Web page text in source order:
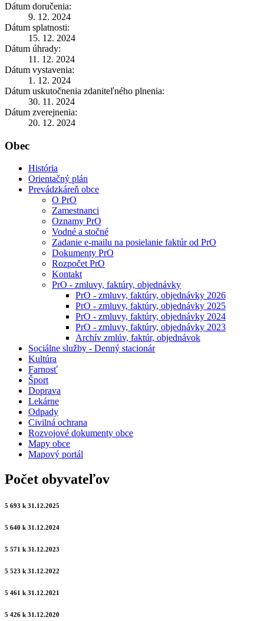
Dátum doručenia:
9. 12. 2024
Dátum splatnosti:
15. 12. 2024
Dátum úhrady:
11. 12. 2024
Dátum vystavenia:
1. 12. 2024
Dátum uskutočnenia zdaniteľného plnenia:
30. 11. 2024
Dátum zverejnenia:
20. 12. 2024
Obec
História
Orientačný plán
Prevádzkáreň obce
O PrO
Zamestnanci
Oznamy PrO
Vodné a stočné
Zadanie e-mailu na posielanie faktúr od PrO
Dokumenty PrO
Rozpočet PrO
Kontakt
PrO - zmluvy, faktúry, objednávky
PrO - zmluvy, faktúry, objednávky 2026
PrO - zmluvy, faktúry, objednávky 2025
PrO - zmluvy, faktúry, objednávky 2024
PrO - zmluvy, faktúry, objednávky 2023
Archív zmlúv, faktúr, objednávok
Sociálne služby - Denný stacionár
Kultúra
Farnosť
Šport
Doprava
Lekárne
Odpady
Civilná ochrana
Rozvojové dokumenty obce
Mapy obce
Mapový portál
Počet obyvateľov
5 693 k 31.12.2025
5 640 k 31.12.2024
5 571 k 31.12.2023
5 523 k 31.12.2022
5 461 k 31.12.2021
5 426 k 31.12.2020